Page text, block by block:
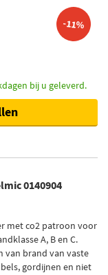
-11%
bij u geleverd.
0140904
met co2 patroon voor
A, B en C.
van brand van vaste
gordijnen en niet